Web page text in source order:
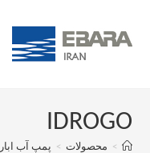
IDROGO
> محصولات > پمپ آب ابارا